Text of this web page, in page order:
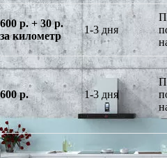
600 р. + 30 р.
за километр
1-3 дня
600 р. 1-3 дня